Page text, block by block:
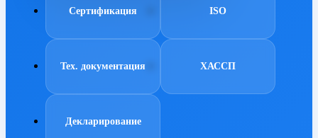
Сертификация ISO
Тех. документация ХАССП
Декларирование